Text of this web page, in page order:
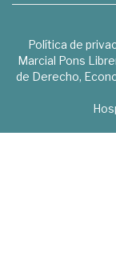
Política de
Marcial Pons
de Derecho,